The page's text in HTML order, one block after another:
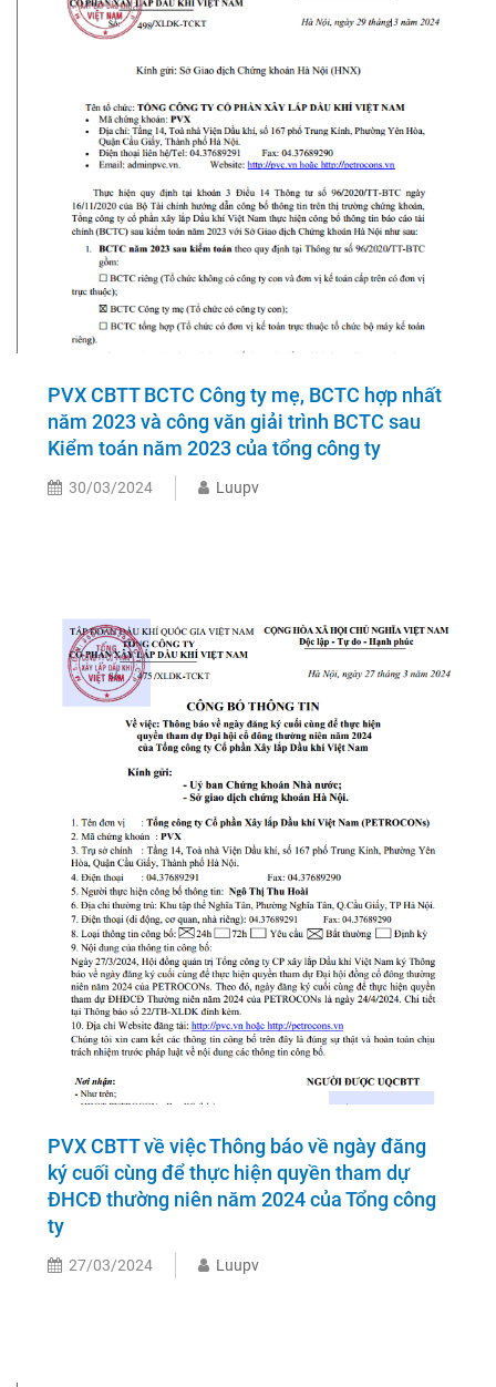
PVX CBTT BCTC Công ty mẹ, BCTC hợp nhất
năm 2023 và công văn giải trình BCTC sau
Kiểm toán năm 2023 của tổng công ty
30/03/2024 Luupv
PVX CBTT về việc Thông báo về ngày đăng
ký cuối cùng để thực hiện quyền tham dự
ĐHCĐ thường niên năm 2024 của Tổng công
ty
27/03/2024 Luupv